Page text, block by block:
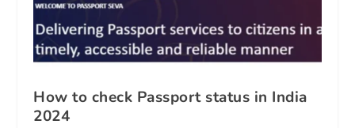
How to check Passport status in India
2024